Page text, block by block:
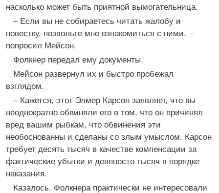
насколько может быть приятной вымогательница.
– Если вы не собираетесь читать жалобу и
повестку, позвольте мне ознакомиться с ними, –
попросил Мейсон.
Фолкнер передал ему документы.
Мейсон развернул их и быстро пробежал
взглядом.
– Кажется, этот Элмер Карсон заявляет, что вы
неоднократно обвиняли его в том, что он причинял
вред вашим рыбкам, что обвинения эти
необоснованны и сделаны со злым умыслом. Карсон
требует десять тысяч в качестве компенсации за
фактические убытки и девяносто тысяч в порядке
наказания.
Казалось, Фолкнера практически не интересовали